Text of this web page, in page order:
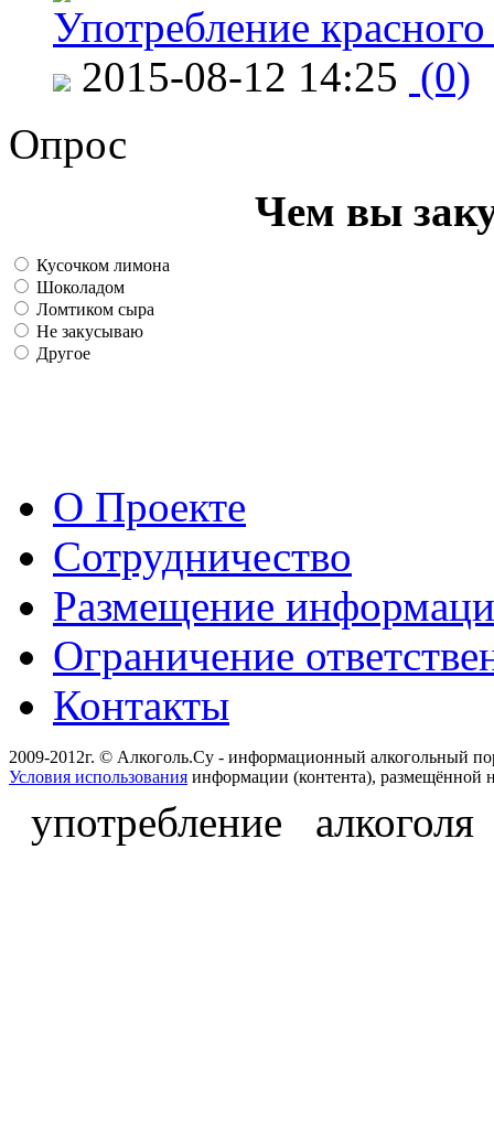
Употребление
2015-08-12 14:25 (0)
Опрос
Чем вы
Кусочком лимона
Шоколадом
Ломтиком сыра
Не закусываю
Другое
О Проекте
Сотрудничество
Размещение
Ограничение
Контакты
2009-2012г. © Алкоголь.Су - информационный алкогольный
Условия использования информации (контента), размещённой
употребление